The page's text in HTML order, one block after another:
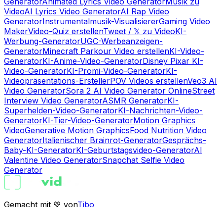
VideoAI Lyrics Video GeneratorAI Rap Video
GeneratorInstrumentalmusik-VisualisiererGaming Video
MakerVideo-Quiz erstellenTweet / 𝕏 zu VideoKI-
Werbung-GeneratorUGC-Werbeanzeigen-
GeneratorMinecraft Parkour Video erstellenKI-Video-
GeneratorKI-Anime-Video-GeneratorDisney Pixar KI-
Video-GeneratorKI-Promi-Video-GeneratorKI-
Videopräsentations-ErstellerPOV Videos erstellenVeo3 AI
Video GeneratorSora 2 AI Video Generator OnlineStreet
Interview Video GeneratorASMR GeneratorKI-
Superhelden-Video-GeneratorKI-Nachrichten-Video-
GeneratorKI-Tier-Video-GeneratorMotion Graphics
VideoGenerative Motion GraphicsFood Nutrition Video
GeneratorItalienischer Brainrot-GeneratorGesprächs-
Baby-KI-GeneratorKI-Geburtstagsvideo-GeneratorAI
Valentine Video GeneratorSnapchat Selfie Video
Generator
Gemacht mit 💚 vonTibo